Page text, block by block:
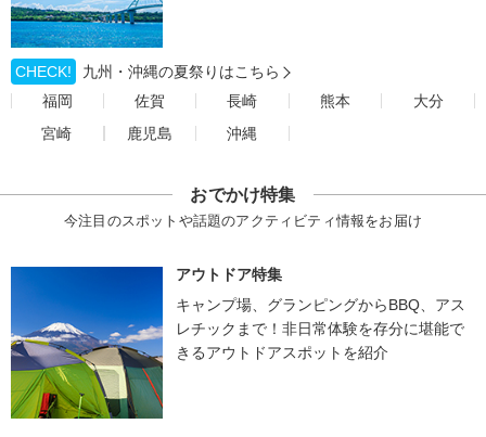
CHECK!
九州・沖縄の夏祭りはこちら
福岡
佐賀 長崎 熊本
大分
宮崎
鹿児島 沖縄
おでかけ特集
今注目のスポットや話題のアクティビティ情報をお届け
アウトドア特集
キャンプ場、グランピングからBBQ、アス
レチックまで！非日常体験を存分に堪能で
きるアウトドアスポットを紹介